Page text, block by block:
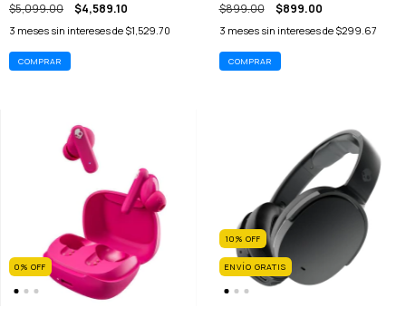
$5,099.00 $4,589.10
3 meses sin intereses de $1,529.70
$899.00 $899.00
3 meses sin intereses de $299.67
0% OFF
10% OFF
ENVÍO GRATIS